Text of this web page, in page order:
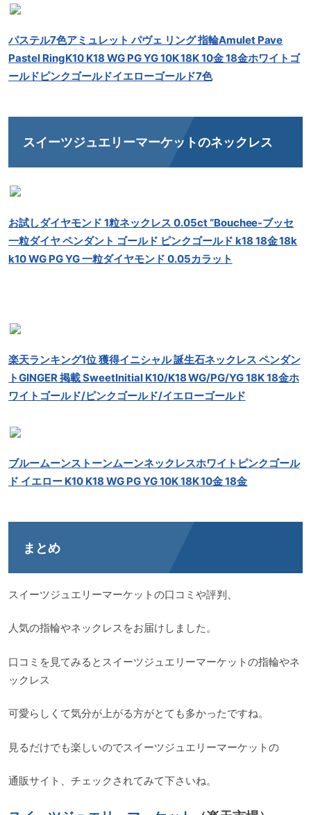
パステル7色アミュレット パヴェ リング 指輪Amulet Pave
Pastel RingK10 K18 WG PG YG 10K 18K 10金 18金ホワイトゴ
ールドピンクゴールドイエローゴールド7色
スイーツジュエリーマーケットのネックレス
お試しダイヤモンド 1粒ネックレス 0.05ct “Bouchee-ブッセ
一粒ダイヤ ペンダント ゴールド ピンクゴールド k18 18金 18k
k10 WG PG YG 一粒ダイヤモンド 0.05カラット
楽天ランキング1位 獲得イニシャル 誕生石ネックレス ペンダン
トGINGER 掲載 SweetInitial K10/K18 WG/PG/YG 18K 18金ホ
ワイトゴールド/ピンクゴールド/イエローゴールド
ブルームーンストーンムーンネックレスホワイトピンクゴール
ド イエロー K10 K18 WG PG YG 10K 18K 10金 18金
まとめ
スイーツジュエリーマーケットの口コミや評判、
人気の指輪やネックレスをお届けしました。
口コミを見てみるとスイーツジュエリーマーケットの指輪やネ
ックレス
可愛らしくて気分が上がる方がとても多かったですね。
見るだけでも楽しいのでスイーツジュエリーマーケットの
通販サイト、チェックされてみて下さいね。